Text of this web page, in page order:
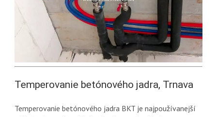
Temperovanie betónového jadra, Trnava
Temperovanie betónového jadra BKT je najpoužívanejší